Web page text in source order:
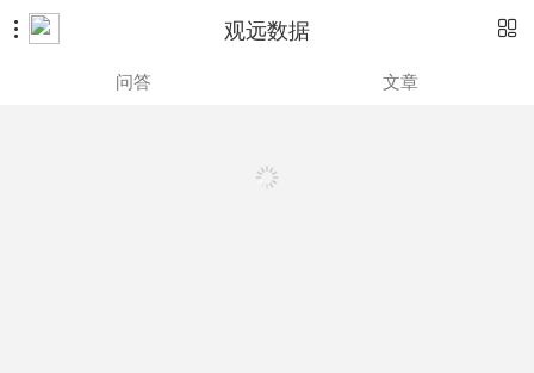
 观远数据 
问答 文章